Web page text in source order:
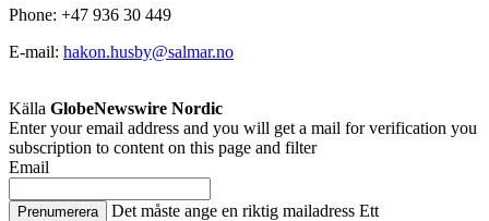
Phone: +47 936 30 449
E-mail: hakon.husby@salmar.no
Källa GlobeNewswire Nordic
Enter your email address and you will get a mail for verification you
subscription to content on this page and filter
Email
Prenumerera Det måste ange en riktig mailadress Ett